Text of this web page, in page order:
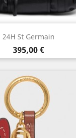
24H St Germain
Prix
395,00 €
Aperçu rapide